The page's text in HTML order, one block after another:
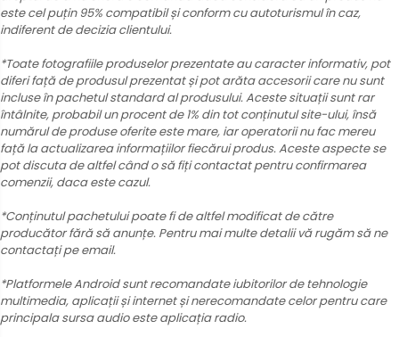
este cel puțin 95% compatibil și conform cu autoturismul în caz,
indiferent de decizia clientului.
*Toate fotografiile produselor prezentate au caracter informativ, pot
diferi față de produsul prezentat și pot arăta accesorii care nu sunt
incluse în pachetul standard al produsului. Aceste situații sunt rar
întâlnite, probabil un procent de 1% din tot conținutul site-ului, însă
numărul de produse oferite este mare, iar operatorii nu fac mereu
față la actualizarea informațiilor fiecărui produs. Aceste aspecte se
pot discuta de altfel când o să fiți contactat pentru confirmarea
comenzii, daca este cazul.
*Conținutul pachetului poate fi de altfel modificat de către
producător fără să anunțe. Pentru mai multe detalii vă rugăm să ne
contactați pe email.
*Platformele Android sunt recomandate iubitorilor de tehnologie
multimedia, aplicații și internet și nerecomandate celor pentru care
principala sursa audio este aplicația radio.